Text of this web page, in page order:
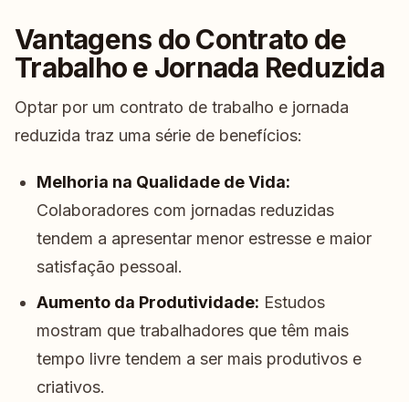
Vantagens do Contrato de
Trabalho e Jornada Reduzida
Optar por um contrato de trabalho e jornada
reduzida traz uma série de benefícios:
Melhoria na Qualidade de Vida:
Colaboradores com jornadas reduzidas
tendem a apresentar menor estresse e maior
satisfação pessoal.
Aumento da Produtividade: Estudos
mostram que trabalhadores que têm mais
tempo livre tendem a ser mais produtivos e
criativos.